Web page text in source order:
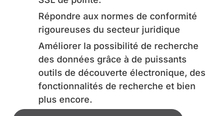
Répondre aux normes de conformité
rigoureuses du secteur juridique
Améliorer la possibilité de recherche
des données grâce à de puissants
outils de découverte électronique, des
fonctionnalités de recherche et bien
plus encore.